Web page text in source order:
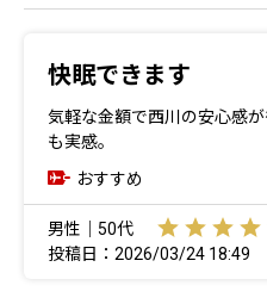
快眠できます
気軽な金額で西川の安心感
も実感。
おすすめ
男性｜50代
投稿日：2026/03/24 18:49